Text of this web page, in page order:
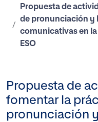
Propuesta de
de pronunciación y
comunicativas en la
ESO
Propuesta de
fomentar la
pronunciación